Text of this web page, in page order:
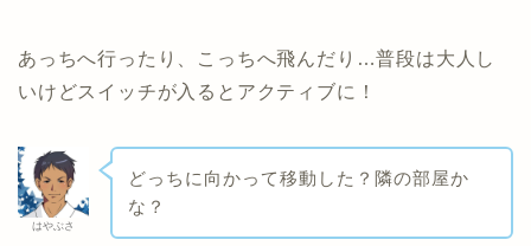
あっちへ行ったり、こっちへ飛んだり…普段は大人し
いけどスイッチが入るとアクティブに！
はやぶさ
どっちに向かって移動した？隣の部屋か
な？